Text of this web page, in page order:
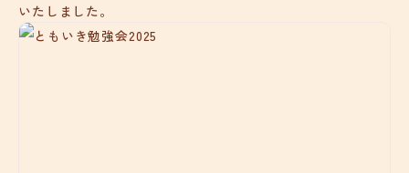
いたしました。